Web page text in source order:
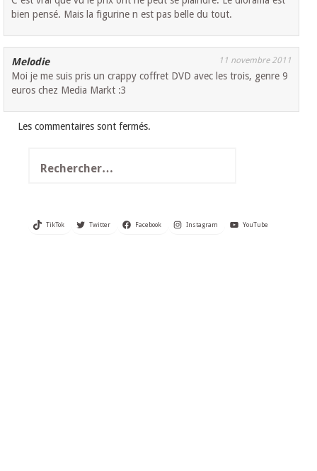
bien pensé. Mais la figurine n est pas belle du tout.
Melodie 11 novembre 2011
Moi je me suis pris un crappy coffret DVD avec les trois, genre 9
euros chez Media Markt :3
Les commentaires sont fermés.
TikTok Twitter Facebook Instagram YouTube